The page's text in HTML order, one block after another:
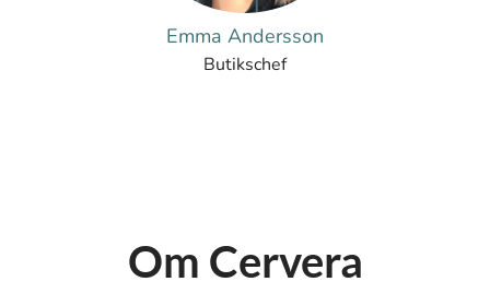
Emma Andersson
Butikschef
Om Cervera